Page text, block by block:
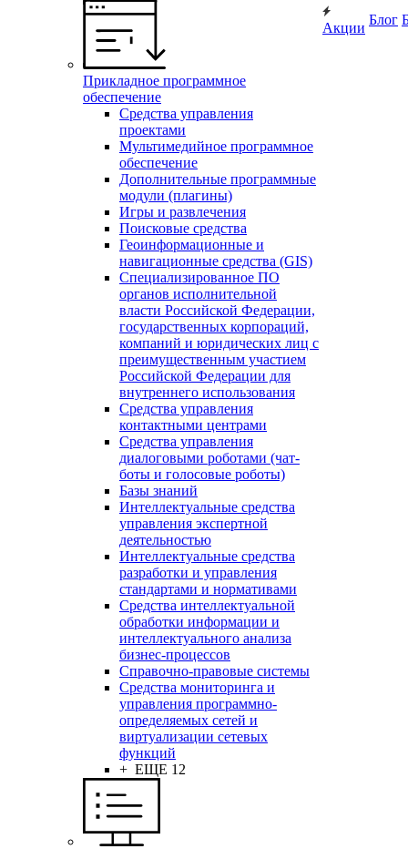
Прикладное программное
обеспечение
Средства управления
проектами
Мультимедийное программное
обеспечение
Дополнительные программные
модули (плагины)
Игры и развлечения
Поисковые средства
Геоинформационные и
навигационные средства (GIS)
Специализированное ПО
органов исполнительной
власти Российской Федерации,
государственных корпораций,
компаний и юридических лиц с
преимущественным участием
Российской Федерации для
внутреннего использования
Средства управления
контактными центрами
Средства управления
диалоговыми роботами (чат-
боты и голосовые роботы)
Базы знаний
Интеллектуальные средства
управления экспертной
деятельностью
Интеллектуальные средства
разработки и управления
стандартами и нормативами
Средства интеллектуальной
обработки информации и
интеллектуального анализа
бизнес-процессов
Справочно-правовые системы
Средства мониторинга и
управления программно-
определяемых сетей и
виртуализации сетевых
функций
+ ЕЩЕ 12
Акции
Блог